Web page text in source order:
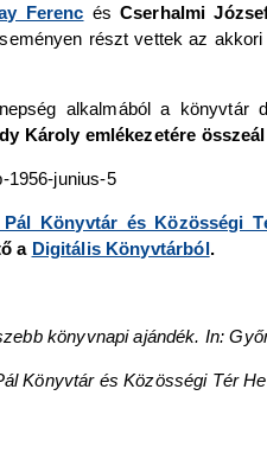
Ferenc ésCserhalmi
részt vettek az
alkalmából a
Károly emlékezetére
Pál Könyvtár és Közösségi
a Digitális Könyvtárból.
könyvnapi ajándék. In:
Könyvtár és Közösségi Tér